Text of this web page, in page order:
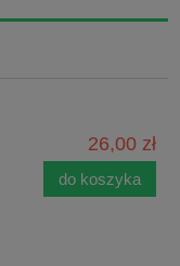
26,00 zł
do koszyka